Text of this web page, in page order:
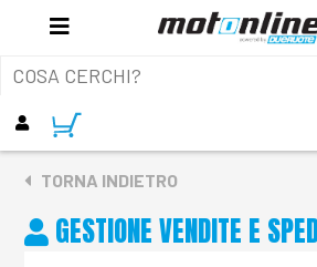
TORNA INDIETRO
GESTIONE VENDITE E